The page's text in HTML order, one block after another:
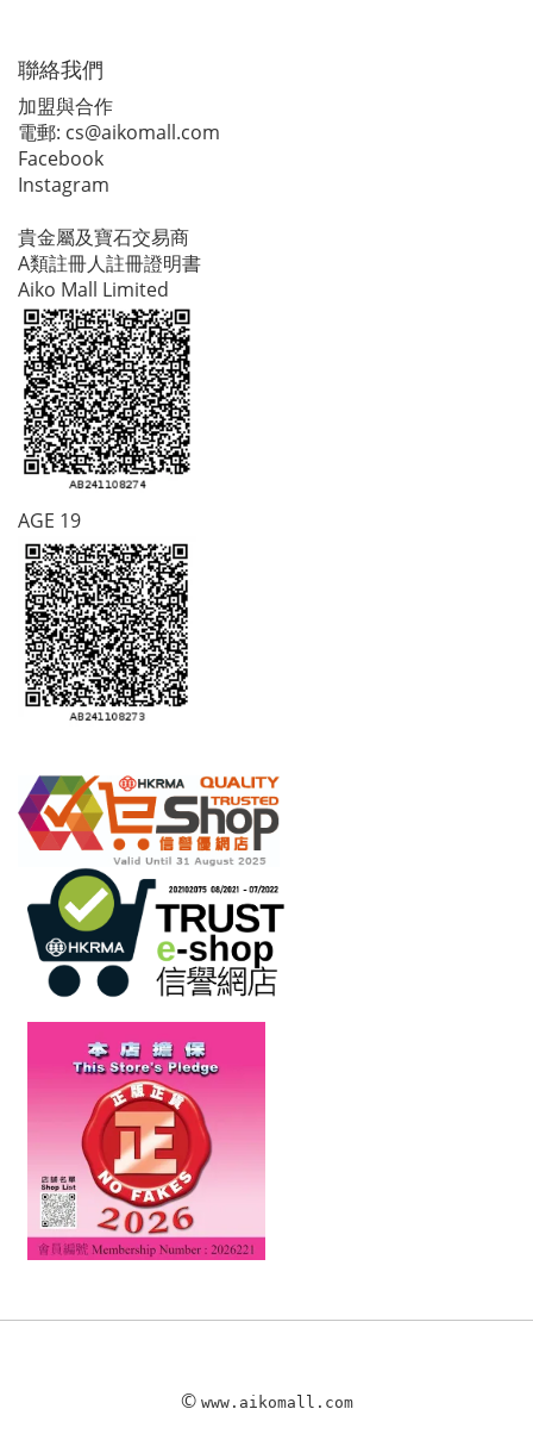
聯絡我們
加盟與合作
電郵: cs@aikomall.com
Facebook
Instagram
貴金屬及寶石交易商
A類註冊人註冊證明書
Aiko Mall Limited
AGE 19
© www.aikomall.com